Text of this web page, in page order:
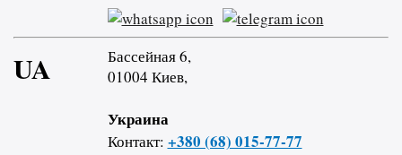
UA
Бассейная 6,
01004 Киев,
Украина
Контакт: +380 (68) 015-77-77